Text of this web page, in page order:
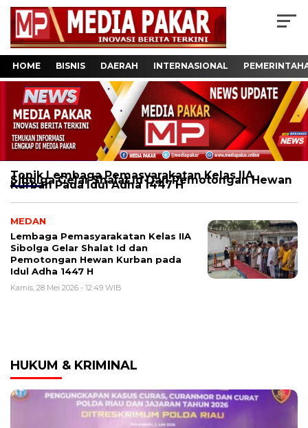
HOME BISNIS DAERAH INTERNASIONAL
Topik Lembaga Pemasyarakatan Kelas IIA
Sibolga Gelar Shalat Id Dan Pemotongan Hewan
Kurban Pada Idul Adha 1447 H
MEDAN
Lembaga Pemasyarakatan Kelas IIA
Sibolga Gelar Shalat Id dan
Pemotongan Hewan Kurban pada
Idul Adha 1447 H
Kamis, 28 Mei 2026 - 12:49 WIB
HUKUM & KRIMINAL